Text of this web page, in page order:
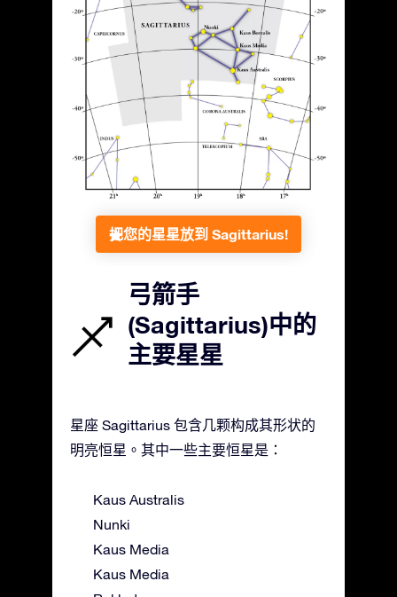
把您的星星放到 Sagittarius!
弓箭手
(Sagittarius)中的
主要星星
星座 Sagittarius 包含几颗构成其形状的
明亮恒星。其中一些主要恒星是：
Kaus Australis
Nunki
Kaus Media
Kaus Media